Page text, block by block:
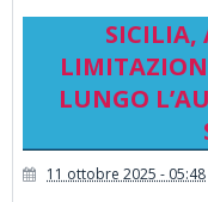
SALTUARI LUNGO
SICILIA,
LUNGO
11 ottobre 2025 - 05:48